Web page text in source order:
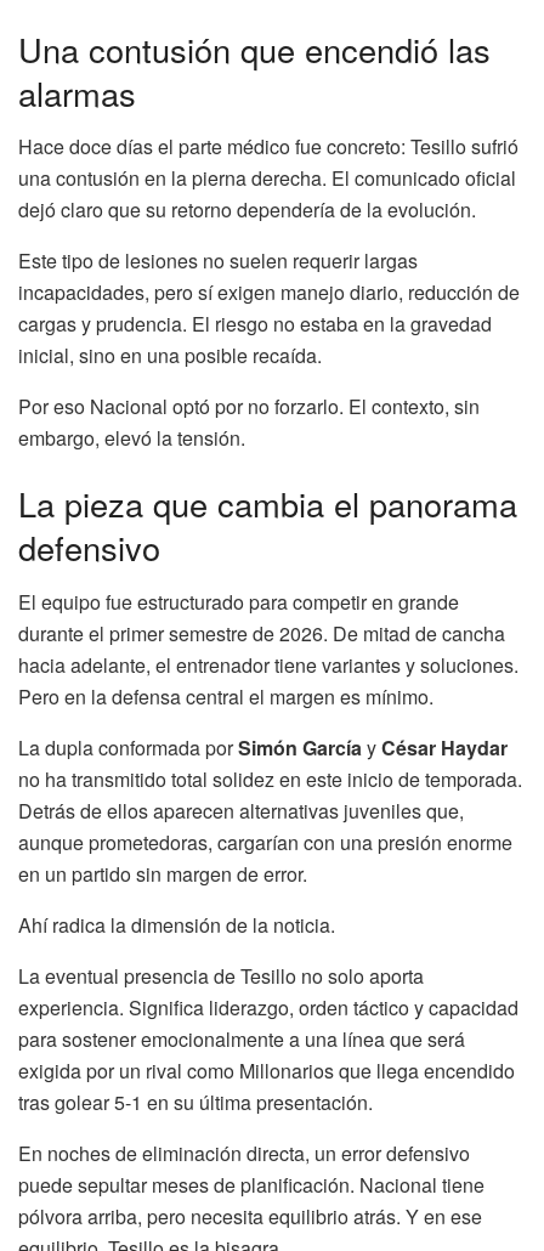
Una contusión que encendió las
alarmas
Hace doce días el parte médico fue concreto: Tesillo sufrió
una contusión en la pierna derecha. El comunicado oficial
dejó claro que su retorno dependería de la evolución.
Este tipo de lesiones no suelen requerir largas
incapacidades, pero sí exigen manejo diario, reducción de
cargas y prudencia. El riesgo no estaba en la gravedad
inicial, sino en una posible recaída.
Por eso Nacional optó por no forzarlo. El contexto, sin
embargo, elevó la tensión.
La pieza que cambia el panorama
defensivo
El equipo fue estructurado para competir en grande
durante el primer semestre de 2026. De mitad de cancha
hacia adelante, el entrenador tiene variantes y soluciones.
Pero en la defensa central el margen es mínimo.
La dupla conformada porSimón García yCésar Haydar
no ha transmitido total solidez en este inicio de temporada.
Detrás de ellos aparecen alternativas juveniles que,
aunque prometedoras, cargarían con una presión enorme
en un partido sin margen de error.
Ahí radica la dimensión de la noticia.
La eventual presencia de Tesillo no solo aporta
experiencia. Significa liderazgo, orden táctico y capacidad
para sostener emocionalmente a una línea que será
exigida por un rival como Millonarios que llega encendido
tras golear 5-1 en su última presentación.
En noches de eliminación directa, un error defensivo
puede sepultar meses de planificación. Nacional tiene
pólvora arriba, pero necesita equilibrio atrás. Y en ese